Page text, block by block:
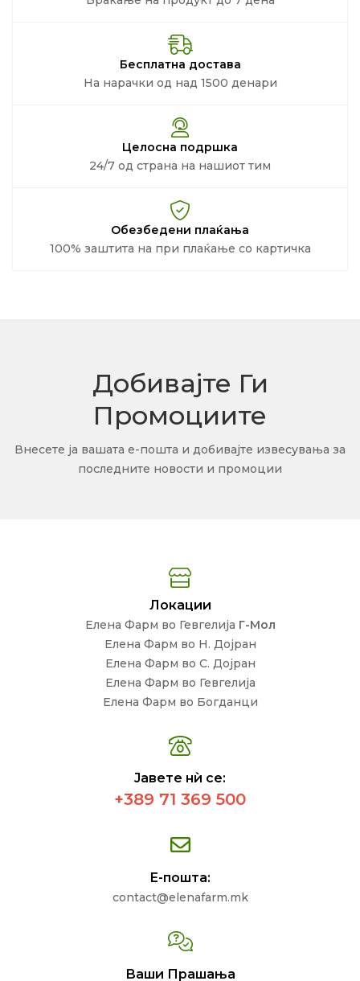
Бесплатна достава
На нарачки од над 1500 денари
Целосна подршка
24/7 од страна на нашиот тим
Обезбедени плаќања
100% заштита на при плаќање со картичка
Добивајте Ги
Промоциите
Внесете ја вашата е-пошта и добивајте извесувања за
последните новости и промоции
Локации
Елена Фарм во Гевгелија Г-Мол
Елена Фарм во Н. Дојран
Елена Фарм во С. Дојран
Елена Фарм во Гевгелија
Елена Фарм во Богданци
Јавете нѝ се:
+389 71 369 500
Е-пошта:
contact@elenafarm.mk
Ваши Прашања